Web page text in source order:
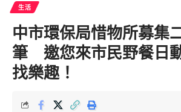
生活
中市環保局惜物所募集
筆 邀您來市民野餐日
找樂趣！